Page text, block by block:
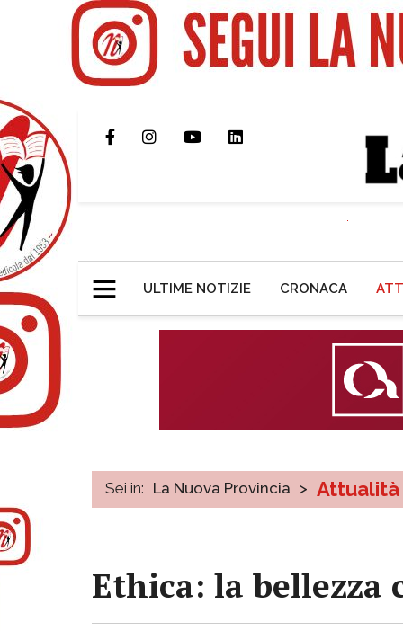
ULTIME NOTIZIE CRONACA
Sei in: La Nuova Provincia > Attualità
Ethica: la bellezza